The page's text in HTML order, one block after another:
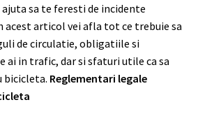
sa te feresti de incidente
acest articol vei afla tot ce trebuie sa
de circulatie, obligatiile si
ai in trafic, dar si sfaturi utile ca sa
bicicleta. Reglementari legale